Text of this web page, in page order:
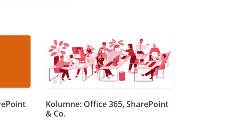
Kolumne: Office 365, SharePoint
& Co.